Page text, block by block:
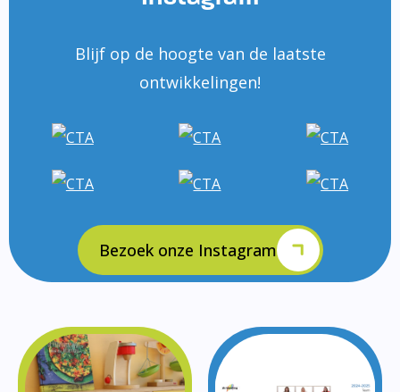
Blijf op de hoogte van de laatste
ontwikkelingen!
Bezoek onze Instagram